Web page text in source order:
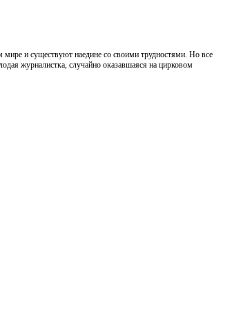
и существуют наедине со своими трудностями. Но все
журналистка, случайно оказавшаяся на цирковом